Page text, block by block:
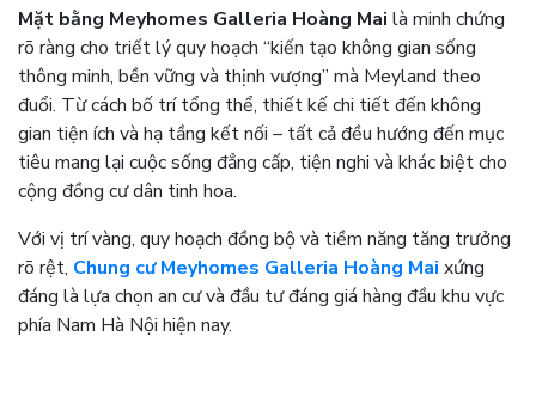
Mặt bằng Meyhomes Galleria Hoàng Mai là minh chứng
rõ ràng cho triết lý quy hoạch “kiến tạo không gian sống
thông minh, bền vững và thịnh vượng” mà Meyland theo
đuổi. Từ cách bố trí tổng thể, thiết kế chi tiết đến không
gian tiện ích và hạ tầng kết nối – tất cả đều hướng đến mục
tiêu mang lại cuộc sống đẳng cấp, tiện nghi và khác biệt cho
cộng đồng cư dân tinh hoa.
Với vị trí vàng, quy hoạch đồng bộ và tiềm năng tăng trưởng
rõ rệt, Chung cư Meyhomes Galleria Hoàng Mai xứng
đáng là lựa chọn an cư và đầu tư đáng giá hàng đầu khu vực
phía Nam Hà Nội hiện nay.